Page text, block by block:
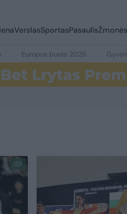
VerslasSportasPasaulisŽmonės
Europos burės 2026
1